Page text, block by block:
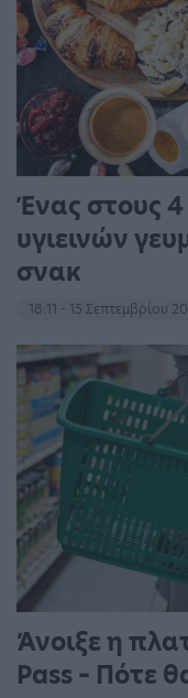
Ένας στους
υγιεινών
σνακ
18:11 - 15 Σεπτεμβρίου
Άνοιξε η
Pass – Πότε